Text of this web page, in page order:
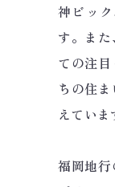
神ビッ
す。ま
ての注
ちの住
えていま
福岡地